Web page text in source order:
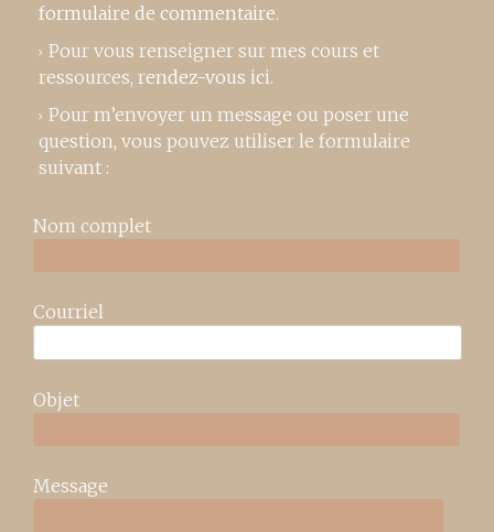
formulaire de commentaire.
Pour vous renseigner sur mes cours et
ressources, rendez-vous ici.
Pour m’envoyer un message ou poser une
question, vous pouvez utiliser le formulaire
suivant :
Nom complet
Courriel
Objet
Message